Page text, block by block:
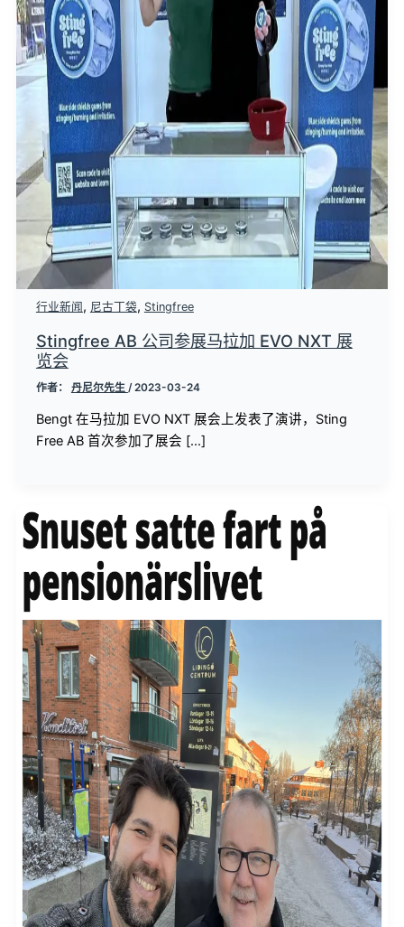
行业新闻 , 尼古丁袋, Stingfree
Stingfree AB 公司参展马拉加 EVO NXT 展
览会
作者： 丹尼尔先生 /2023-03-24
Bengt 在马拉加 EVO NXT 展会上发表了演讲，Sting
Free AB 首次参加了展会 [...]